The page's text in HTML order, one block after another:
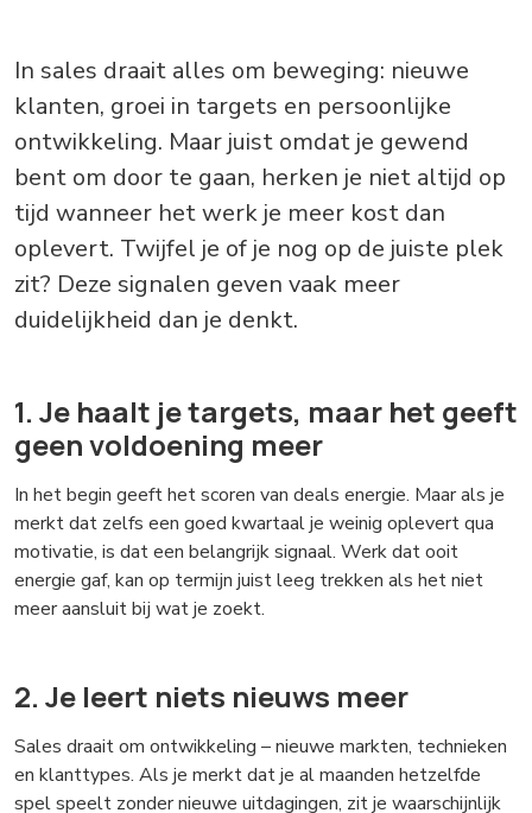
In sales draait alles om beweging: nieuwe
klanten, groei in targets en persoonlijke
ontwikkeling. Maar juist omdat je gewend
bent om door te gaan, herken je niet altijd op
tijd wanneer het werk je meer kost dan
oplevert. Twijfel je of je nog op de juiste plek
zit? Deze signalen geven vaak meer
duidelijkheid dan je denkt.
1. Je haalt je targets, maar het geeft
geen voldoening meer
In het begin geeft het scoren van deals energie. Maar als je
merkt dat zelfs een goed kwartaal je weinig oplevert qua
motivatie, is dat een belangrijk signaal. Werk dat ooit
energie gaf, kan op termijn juist leeg trekken als het niet
meer aansluit bij wat je zoekt.
2. Je leert niets nieuws meer
Sales draait om ontwikkeling – nieuwe markten, technieken
en klanttypes. Als je merkt dat je al maanden hetzelfde
spel speelt zonder nieuwe uitdagingen, zit je waarschijnlijk